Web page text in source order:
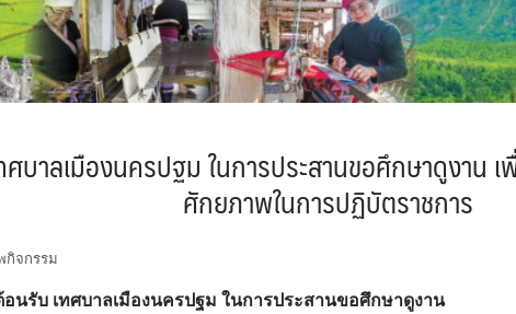
บาลเมืองนครปฐม ในการประสานขอศึกษาดูงาน
ศักยภาพในการปฏิบัตราชการ
กิจกรรม
อนรับ เทศบาลเมืองนครปฐม ในการประสานขอศึกษาดูงาน